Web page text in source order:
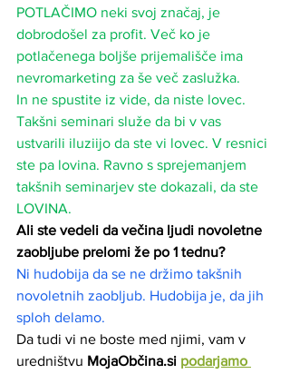
POTLAČIMO neki svoj značaj, je
dobrodošel za profit. Več ko je
potlačenega boljše prijemališče ima
nevromarketing za še več zaslužka.
In ne spustite iz vide, da niste lovec.
Takšni seminari služe da bi v vas
ustvarili iluziijo da ste vi lovec. V resnici
ste pa lovina. Ravno s sprejemanjem
takšnih seminarjev ste dokazali, da ste
LOVINA.
Ali ste vedeli da večina ljudi novoletne
zaobljube prelomi že po 1 tednu?
Ni hudobija da se ne držimo takšnih
novoletnih zaobljub. Hudobija je, da jih
sploh delamo.
Da tudi vi ne boste med njimi, vam v
uredništvu MojaObčina.si podarjamo